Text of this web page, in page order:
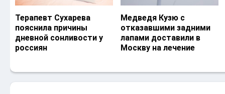
Терапевт Сухарева
пояснила причины
дневной сонливости у
россиян
Медведя Кузю с
отказавшими задними
лапами доставили в
Москву на лечение